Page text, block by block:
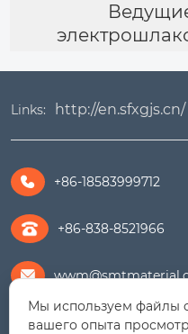
Links: http://en.sfxgjs.cn/
 +86-18583999712
+86-838-8521966

 279391575@qq.com
Мы используем файлы
вашего опыта